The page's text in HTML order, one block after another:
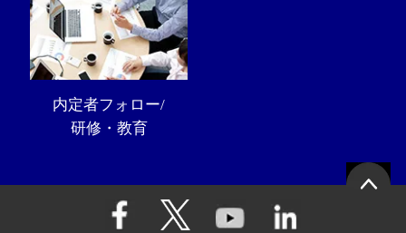
内定者フォロー/
研修・教育